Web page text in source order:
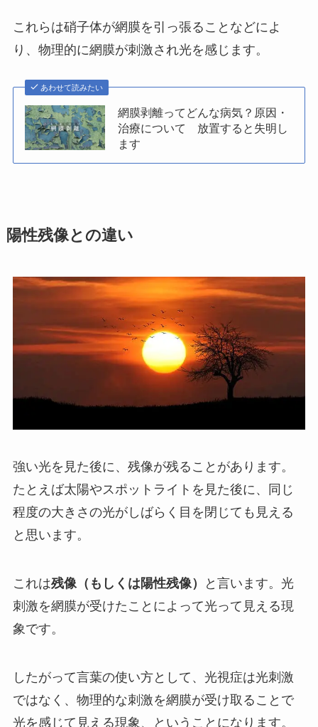
これらは硝子体が網膜を引っ張ることなどによ
り、物理的に網膜が刺激され光を感じます。
あわせて読みたい
網膜剥離ってどんな病気？原因・
治療について 放置すると失明し
ます
陽性残像との違い
強い光を見た後に、残像が残ることがあります。
たとえば太陽やスポットライトを見た後に、同じ
程度の大きさの光がしばらく目を閉じても見える
と思います。
これは残像（もしくは陽性残像）
と言います。光
刺激を網膜が受けたことによって光って見える現
象です。
したがって言葉の使い方として、光視症は光刺激
ではなく、物理的な刺激を網膜が受け取ることで
光を感じて見える現象、ということになります。